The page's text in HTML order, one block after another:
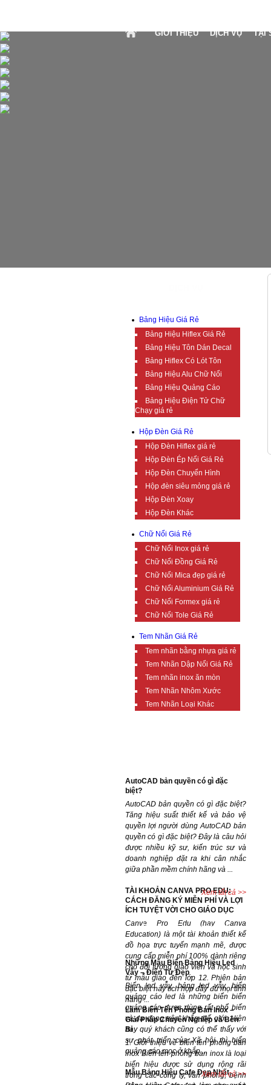
GIỚI THIỆU DỊCH VỤ TẠI
Bảng Hiệu Giá Rẻ
Bảng Hiệu Hiflex Giá Rẻ
Bảng Hiệu Tôn Dán Decal
Bảng Hiflex Có Lót Tôn
Bảng Hiệu Alu Chữ Nổi
Bảng Hiệu Quảng Cáo
Bảng Hiệu Điện Tử Chữ
Chạy giá rẻ
Hộp Đèn Giá Rẻ
Hộp Đèn Hiflex giá rẻ
Hộp Đèn Ép Nổi Giá Rẻ
Hộp Đèn Chuyển Hình
Hộp đèn siêu mỏng giá rẻ
Hộp Đèn Xoay
Hộp Đèn Khác
Chữ Nổi Giá Rẻ
Chữ Nổi Inox giá rẻ
Chữ Nổi Đồng Giá Rẻ
Chữ Nổi Mica đẹp giá rẻ
Chữ Nổi Aluminium Giá Rẻ
Chữ Nổi Formex giá rẻ
Chữ Nổi Tole Giá Rẻ
Tem Nhãn Giá Rẻ
Tem nhãn bằng nhựa giá rẻ
Tem Nhãn Dập Nổi Giá Rẻ
Tem nhãn inox ăn mòn
Tem Nhãn Nhôm Xước
Tem Nhãn Loại Khác
AutoCAD bản quyền có gì đặc
biệt?
AutoCAD bản quyền có gì đặc biệt?
Tăng hiệu suất thiết kế và bảo vệ
quyền lợi người dùng AutoCAD bản
quyền có gì đặc biệt? Đây là câu hỏi
được nhiều kỹ sư, kiến trúc sư và
doanh nghiệp đặt ra khi cân nhắc
giữa phần mềm chính hãng và ...
TÀI KHOẢN CANVA PRO EDU:
CÁCH ĐĂNG KÝ MIỄN PHÍ VÀ LỢI
ÍCH TUYỆT VỜI CHO GIÁO DỤC
Canva Pro Edu (hay Canva
Education) là một tài khoản thiết kế
đồ họa trực tuyến mạnh mẽ, được
cung cấp miễn phí 100% dành riêng
cho đối tượng giáo viên và học sinh
từ mẫu giáo đến lớp 12. Phiên bản
đặc biệt này tích hợp đầy đủ mọi tính
năng ...
Làm Biển Tên Phòng Ban Inox –
Giải Pháp Chuyên Nghiệp và Bền
Bỉ
1. Giới thiệu về biển tên phòng ban
inox Biển tên phòng ban inox là loại
biển hiệu được sử dụng rộng rãi
trong các công ty, văn phòng, bệnh
Xem tất cả >>
Dự án đã hoàn thành
Những Mẫu Biển Bảng Hiệu Led
Vẫy – Điện Tử Đẹp
Biển led vẫy, bảng led vẫy, biển
quảng cáo led là những biển biển
quảng cáo được dùng rất phổ biến
và đa dạng trên khắp thế giới. Hiện
nay quý khách cũng có thể thấy với
sự phát triển của Xã hội thì biển
quảng cáo mọc ở khắp ...
Mẫu Bảng Hiệu Cafe Đẹp Nhất
Xem tất cả >>